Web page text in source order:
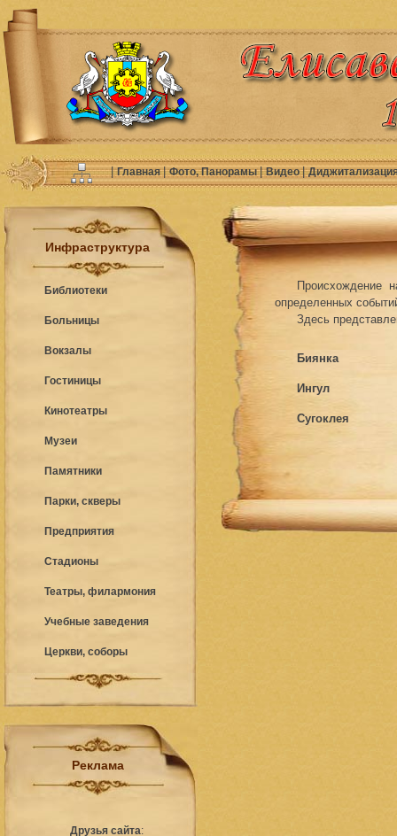
|Главная|Фото, Панорамы|Видео|
Инфраструктура
Библиотеки
Больницы
Вокзалы
Гостиницы
Кинотеатры
Музеи
Памятники
Парки, скверы
Предприятия
Стадионы
Театры, филармония
Учебные заведения
Церкви, соборы
Реклама
Друзья сайта:
Происхождение
определенных
Здесь
Биянка
Ингул
Сугоклея